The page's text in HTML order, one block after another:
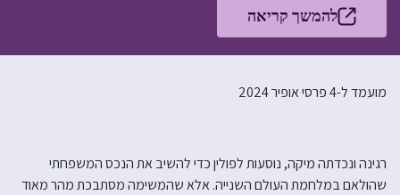
להמשך קריאה
מועמד ל-4 פרסי אופיר 2024
רגינה ונכדתה מיקה, נוסעות לפולין כדי להשיב את הנכס המשפחתי
שהולאם במלחמת העולם השנייה. אלא שהמשימה מסתבכת מהר מאוד